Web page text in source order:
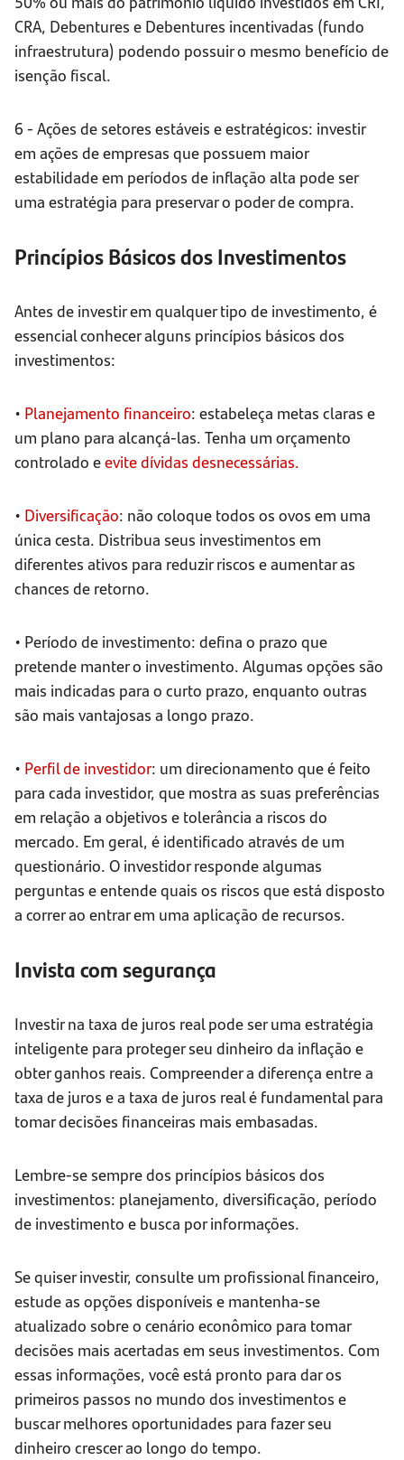
CRA, Debentures e Debentures incentivadas (fundo
infraestrutura) podendo possuir o mesmo benefício de
isenção fiscal.
6 - Ações de setores estáveis e estratégicos: investir
em ações de empresas que possuem maior
estabilidade em períodos de inflação alta pode ser
uma estratégia para preservar o poder de compra.
Princípios Básicos dos Investimentos
Antes de investir em qualquer tipo de investimento, é
essencial conhecer alguns princípios básicos dos
investimentos:
• Planejamento financeiro: estabeleça metas claras e
um plano para alcançá-las. Tenha um orçamento
controlado eevite dívidas desnecessárias.
• Diversificação: não coloque todos os ovos em uma
única cesta. Distribua seus investimentos em
diferentes ativos para reduzir riscos e aumentar as
chances de retorno.
• Período de investimento: defina o prazo que
pretende manter o investimento. Algumas opções são
mais indicadas para o curto prazo, enquanto outras
são mais vantajosas a longo prazo.
• Perfil de investidor: um direcionamento que é feito
para cada investidor, que mostra as suas preferências
em relação a objetivos e tolerância a riscos do
mercado. Em geral, é identificado através de um
questionário. O investidor responde algumas
perguntas e entende quais os riscos que está disposto
a correr ao entrar em uma aplicação de recursos.
Invista com segurança
Investir na taxa de juros real pode ser uma estratégia
inteligente para proteger seu dinheiro da inflação e
obter ganhos reais. Compreender a diferença entre a
taxa de juros e a taxa de juros real é fundamental para
tomar decisões financeiras mais embasadas.
Lembre-se sempre dos princípios básicos dos
investimentos: planejamento, diversificação, período
de investimento e busca por informações.
Se quiser investir, consulte um profissional financeiro,
estude as opções disponíveis e mantenha-se
atualizado sobre o cenário econômico para tomar
decisões mais acertadas em seus investimentos. Com
essas informações, você está pronto para dar os
primeiros passos no mundo dos investimentos e
buscar melhores oportunidades para fazer seu
dinheiro crescer ao longo do tempo.